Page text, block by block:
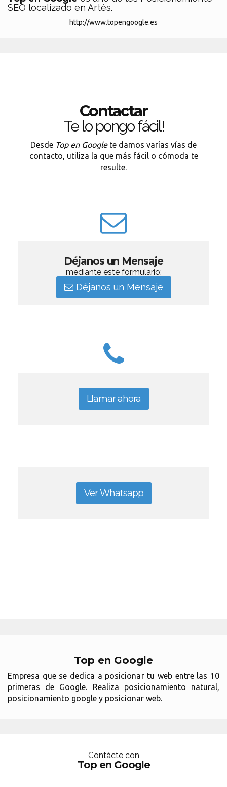
SEO localizado en Artés.
http://www.topengoogle.es
Contactar
Te lo pongo fácil!
Desde Top en Googlete damos varías vías de
contacto, utiliza la que más fácil o cómoda te
resulte.
Déjanos un Mensaje
mediante este formulario:
Déjanos un Mensaje
Llamar ahora
Ver Whatsapp
Top en Google
Empresa que se dedica a posicionar tu web entre las 10
primeras de Google. Realiza posicionamiento natural,
posicionamiento google y posicionar web.
Contácte con
Top en Google